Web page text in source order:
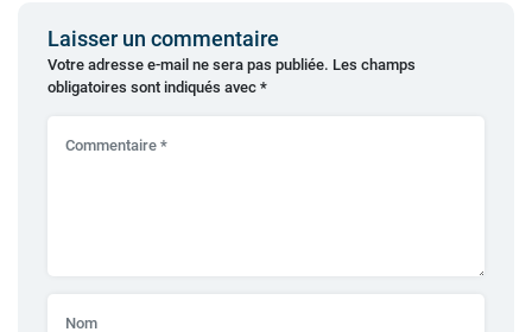
Laisser un commentaire
Votre adresse e-mail ne sera pas publiée. Les champs
obligatoires sont indiqués avec *